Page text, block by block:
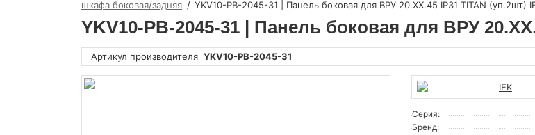
шкафа боковая/задняя
YKV10-PB-2045-31 | Панель боковая для ВРУ 20.ХХ.45 IP31 TITAN (уп.2шт)
YKV10-PB-2045-31 | Панель боковая для ВРУ
Артикул производителя YKV10-PB-2045-31
Серия:
Бренд: